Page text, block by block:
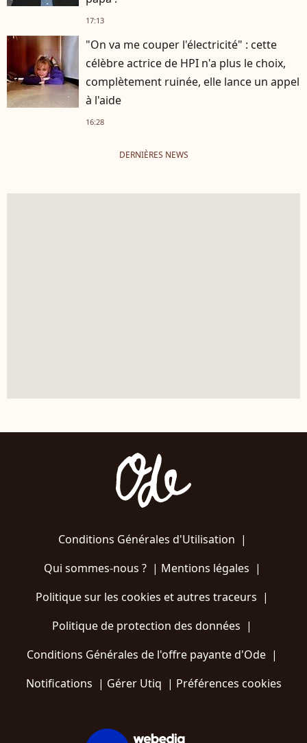
17:13
"On va me couper l'électricité" : cette
célèbre actrice de HPI n'a plus le choix,
complètement ruinée, elle lance un appel
à l'aide
16:28
DERNIÈRES NEWS
Conditions Générales d'Utilisation |
Qui sommes-nous ?| Mentions légales |
Politique sur les cookies et autres traceurs |
Politique de protection des données |
Conditions Générales de l'offre payante d'Ode |
Notifications | Gérer Utiq | Préférences cookies